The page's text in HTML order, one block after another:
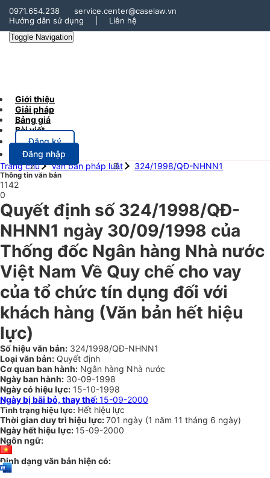
0971.654.238
service.center@caselaw.vn
Hướng dẫn sử dụng
Liên hệ
Toggle Navigation
Giới thiệu
Giải pháp
Bảng giá
Bài viết
Đăng ký
Đăng nhập
Trang chủ
Văn bản pháp luật 324/1998/QĐ-NHNN1
Thông tin văn bản
1142
0
Quyết định số 324/1998/QĐ-
NHNN1 ngày 30/09/1998 của
Thống đốc Ngân hàng Nhà nước
Việt Nam Về Quy chế cho vay
của tổ chức tín dụng đối với
khách hàng (Văn bản hết hiệu
lực)
Số hiệu văn bản: 324/1998/QĐ-NHNN1
Loại văn bản: Quyết định
Cơ quan ban hành: Ngân hàng Nhà nước
Ngày ban hành: 30-09-1998
Ngày có hiệu lực: 15-10-1998
Ngày bị bãi bỏ, thay thế:15-09-2000
Tình trạng hiệu lực: Hết hiệu lực
Thời gian duy trì hiệu lực:701 ngày (1 năm 11 tháng 6 ngày)
Ngày hết hiệu lực: 15-09-2000
Ngôn ngữ:
Định dạng văn bản hiện có: